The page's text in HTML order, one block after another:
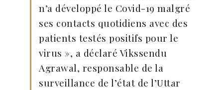
n’a développé le Covid-19 malgré
ses contacts quotidiens avec des
patients testés positifs pour le
virus », a déclaré Vikssendu
Agrawal, responsable de la
surveillance de l’état de l’Uttar